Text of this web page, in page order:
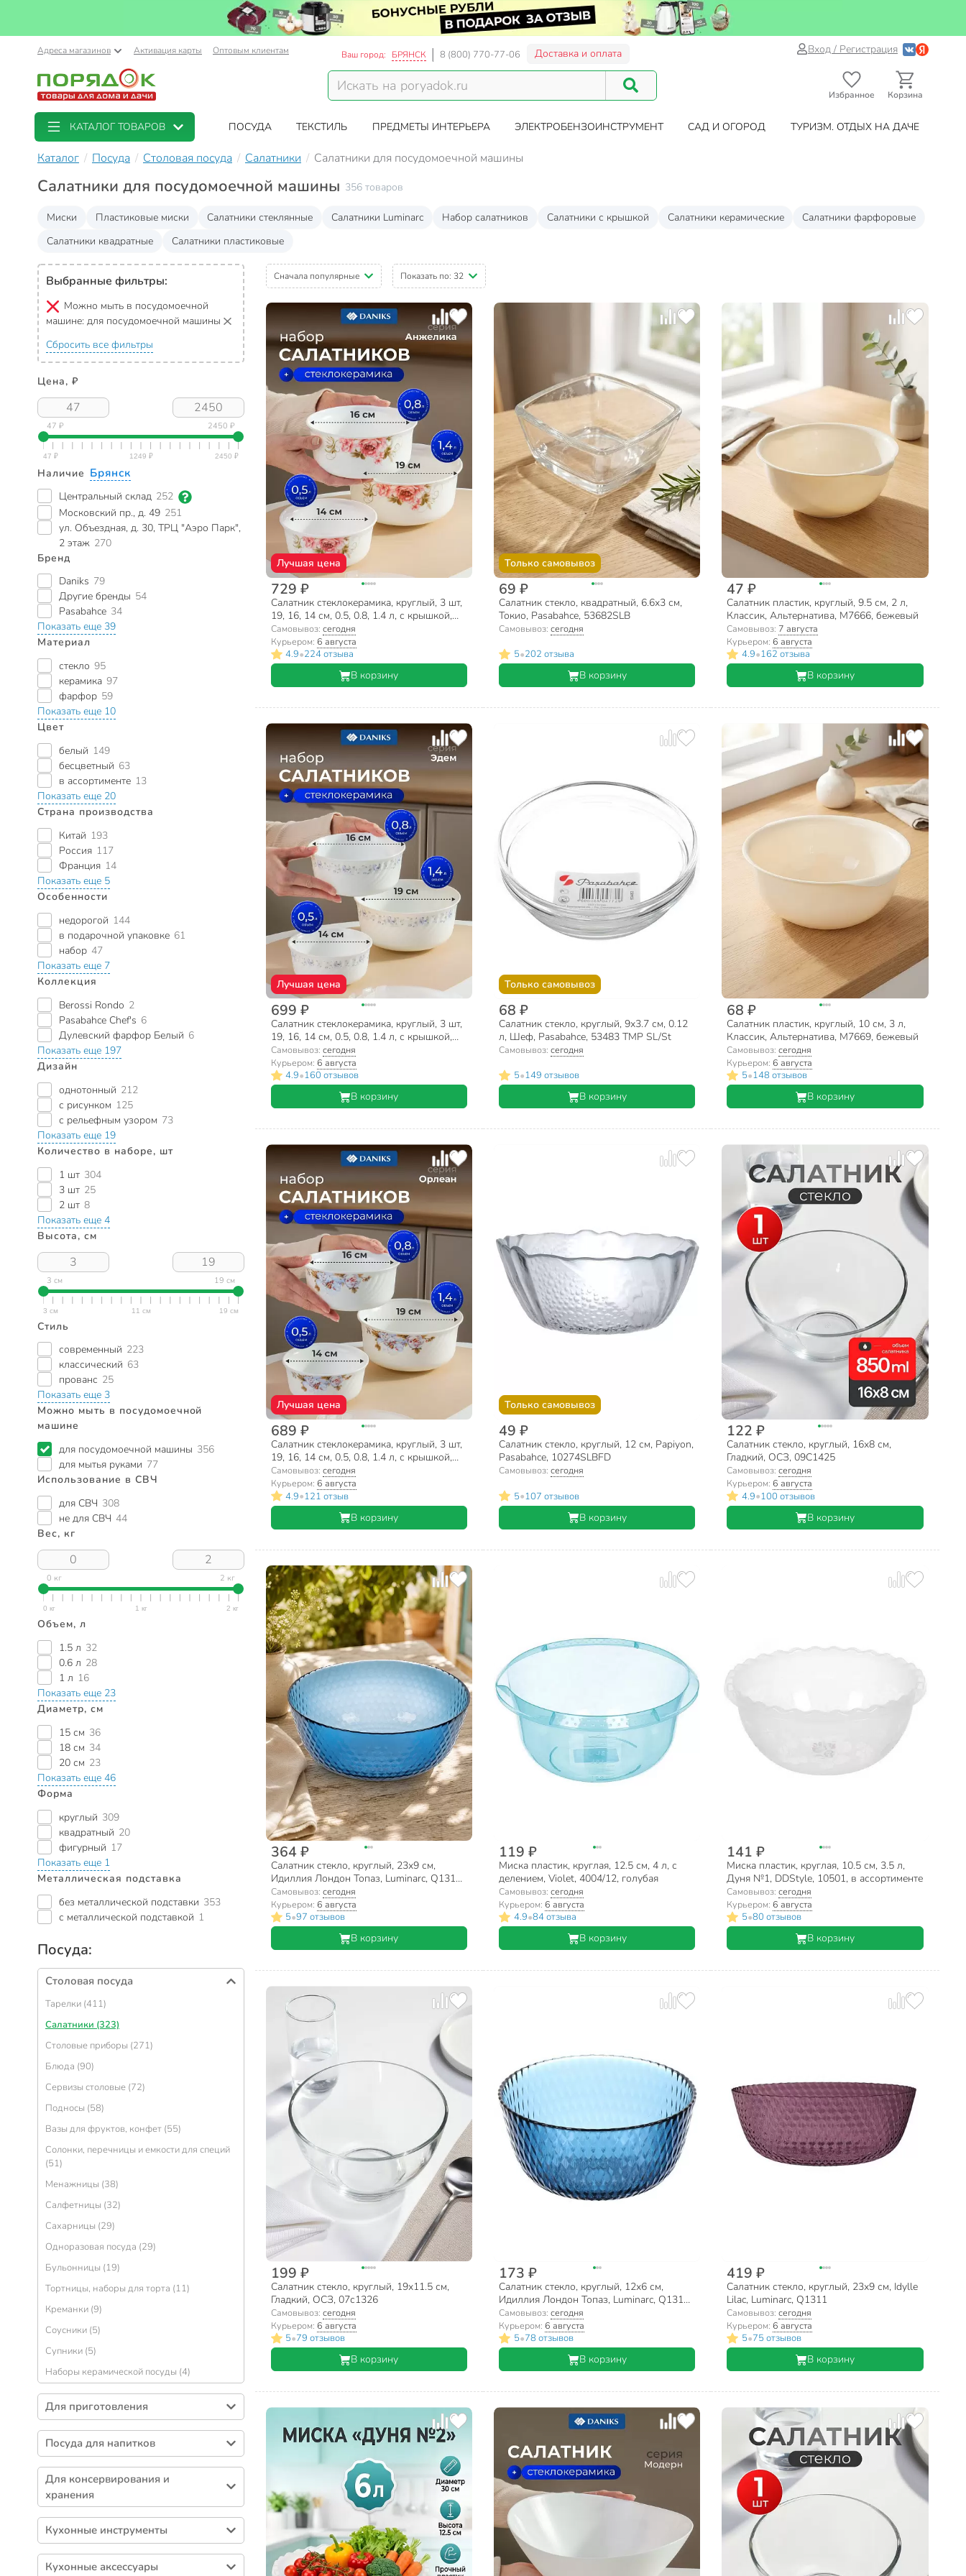
Адреса магазинов Активация карты Оптовым клиентам Ваш город: БРЯНСК 8 (800) 770-77-06 Доставка и оплата Вход / Регистрация
Избранное Корзина
КАТАЛОГ ТОВАРОВ ПОСУДА ТЕКСТИЛЬ ПРЕДМЕТЫ ИНТЕРЬЕРА ЭЛЕКТРОБЕНЗОИНСТРУМЕНТ САД И ОГОРОД ТУРИЗМ. ОТДЫХ НА ДАЧЕ
Каталог Посуда Столовая посуда Салатники Салатники для посудомоечной машины
Салатники для посудомоечной машины 356 товаров
Миски Пластиковые миски Салатники стеклянные Салатники Luminarc Набор салатников Салатники с крышкой Салатники керамические
Cалатники фарфоровые
Салатники квадратные
Салатники пластиковые
Выбранные фильтры:
Можно мыть в посудомоечной
машине: для посудомоечной машины
Сбросить все фильтры
Цена, ₽
47 ₽ 2450 ₽
Наличие Брянск
Центральный склад 252
Московский пр., д. 49 251
ул. Объездная, д. 30, ТРЦ "Аэро Парк",
2 этаж 270
Бренд
Daniks 79
Другие бренды 54
Pasabahce 34
Показать еще 39
Материал
стекло 95
керамика 97
фарфор 59
Показать еще 10
Цвет
белый 149
бесцветный 63
в ассортименте 13
Показать еще 20
Страна производства
Китай 193
Россия 117
Франция 14
Показать еще 5
Особенности
недорогой 144
в подарочной упаковке 61
набор 47
Показать еще 7
Коллекция
Berossi Rondo 2
Pasabahce Chef's 6
Дулевский фарфор Белый 6
Показать еще 197
Дизайн
однотонный 212
с рисунком 125
с рельефным узором 73
Показать еще 19
Количество в наборе, шт
1 шт 304
3 шт 25
2 шт 8
Показать еще 4
Высота, см
3 см 19 см
Стиль
современный 223
классический 63
прованс 25
Показать еще 3
Можно мыть в посудомоечной
машине
для посудомоечной машины 356
для мытья руками 77
Использование в СВЧ
для СВЧ 308
не для СВЧ 44
Вес, кг
0 кг 2 кг
Объем, л
1.5 л 32
0.6 л 28
1 л 16
Показать еще 23
Диаметр, см
15 см 36
18 см 34
20 см 23
Показать еще 46
Форма
круглый 309
квадратный 20
фигурный 17
Показать еще 1
Металлическая подставка
без металлической подставки 353
с металлической подставкой 1
Посуда:
Столовая посуда
Тарелки (411)
Салатники (323)
Столовые приборы (271)
Блюда (90)
Сервизы столовые (72)
Подносы (58)
Вазы для фруктов, конфет (55)
Солонки, перечницы и емкости для специй
(51)
Менажницы (38)
Салфетницы (32)
Сахарницы (29)
Одноразовая посуда (29)
Бульонницы (19)
Тортницы, наборы для торта (11)
Креманки (9)
Соусники (5)
Супники (5)
Наборы керамической посуды (4)
Для приготовления
Кастрюли (428)
Сковороды (310)
Формы для выпечки (259)
Наборы посуды (111)
Крышки для посуды (50)
Казаны (48)
Посуда для напитков
Кружки (434)
Чайники (139)
Бокалы (133)
Стаканы (104)
Чайники заварочные (64)
Для консервирования и
хранения
Контейнеры пищевые (215)
Банки (177)
Термосы и термокружки (131)
Кухонные инструменты
Кухонная навеска (216)
Кухонные аксессуары
Сначала популярные Показать по: 32
Лучшая цена
729 ₽
Салатник стеклокерамика, круглый, 3 шт,
19, 16, 14 см, 0.5, 0.8, 1.4 л, с крышкой,
подарочная упаковка, Анжелика, Daniks,
BY14HDW-3-T36
Самовывоз: сегодня
Курьером: 6 августа
4.9•224 отзыва
В корзину
Только самовывоз
69 ₽
Салатник стекло, квадратный, 6.6х3 см,
Токио, Pasabahce, 53682SLB
Самовывоз: сегодня
5•202 отзыва
В корзину
47 ₽
Салатник пластик, круглый, 9.5 см, 2 л,
Классик, Альтернатива, М7666, бежевый
Самовывоз: 7 августа
Курьером: 6 августа
4.9•162 отзыва
В корзину
Лучшая цена
699 ₽
Салатник стеклокерамика, круглый, 3 шт,
19, 16, 14 см, 0.5, 0.8, 1.4 л, с крышкой,
Эдем, Daniks, W-3X1059/245501
Самовывоз: сегодня
Курьером: 6 августа
4.9•160 отзывов
В корзину
Только самовывоз
68 ₽
Салатник стекло, круглый, 9х3.7 см, 0.12
л, Шеф, Pasabahce, 53483 TMP SL/St
Самовывоз: сегодня
5•149 отзывов
В корзину
68 ₽
Салатник пластик, круглый, 10 см, 3 л,
Классик, Альтернатива, М7669, бежевый
Самовывоз:сегодня
Курьером: 6 августа
5•148 отзывов
В корзину
Лучшая цена
689 ₽
Салатник стеклокерамика, круглый, 3 шт,
19, 16, 14 см, 0.5, 0.8, 1.4 л, с крышкой,
Орлеан, Daniks, BY14HDW-3-T36
Самовывоз: сегодня
Курьером: 6 августа
4.9•121 отзыв
В корзину
Только самовывоз
49 ₽
Салатник стекло, круглый, 12 см, Papiyon,
Pasabahce, 10274SLBFD
Самовывоз: сегодня
5•107 отзывов
В корзину
122 ₽
Салатник стекло, круглый, 16х8 см,
Гладкий, ОСЗ, 09С1425
Самовывоз:сегодня
Курьером: 6 августа
4.9•100 отзывов
В корзину
364 ₽
Салатник стекло, круглый, 23х9 см,
Идиллия Лондон Топаз, Luminarc, Q1316,
синий
Самовывоз: сегодня
Курьером: 6 августа
5•97 отзывов
В корзину
119 ₽
Миска пластик, круглая, 12.5 см, 4 л, с
делением, Violet, 4004/12, голубая
Самовывоз: сегодня
Курьером: 6 августа
4.9•84 отзыва
В корзину
141 ₽
Миска пластик, круглая, 10.5 см, 3.5 л,
Дуня №1, DDStyle, 10501, в ассортименте
Самовывоз:сегодня
Курьером: 6 августа
5•80 отзывов
В корзину
199 ₽
Салатник стекло, круглый, 19х11.5 см,
Гладкий, ОСЗ, 07с1326
Самовывоз: сегодня
Курьером: 6 августа
5•79 отзывов
В корзину
173 ₽
Салатник стекло, круглый, 12х6 см,
Идиллия Лондон Топаз, Luminarc, Q1317,
синий
Самовывоз: сегодня
Курьером: 6 августа
5•78 отзывов
В корзину
419 ₽
Салатник стекло, круглый, 23х9 см, Idylle
Lilac, Luminarc, Q1311
Самовывоз:сегодня
Курьером: 6 августа
5•75 отзывов
В корзину